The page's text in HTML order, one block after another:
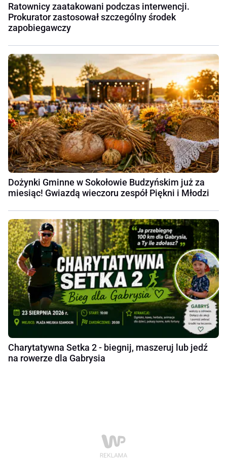
Ratownicy zaatakowani podczas interwencji.
Prokurator zastosował szczególny środek
zapobiegawczy
Dożynki Gminne w Sokołowie Budzyńskim już za
miesiąc! Gwiazdą wieczoru zespół Piękni i Młodzi
Charytatywna Setka 2 - biegnij, maszeruj lub jedź
na rowerze dla Gabrysia